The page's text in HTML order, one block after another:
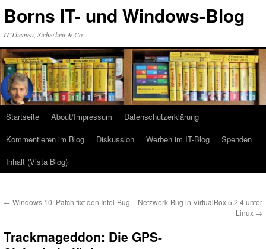
Inhalt
Borns IT- und Windows-Blog
IT-Themen, Sicherheit & Co.
Startseite About/Impressum
Datenschutzerklärung
Kommentieren im Blog
Diskussion Werben im IT-Blog
Spenden
Inhalt (Vista Blog)
← Windows 10: Patch fixt den Intel-Bug
Netzwerk-Bug in VirtualBox 5.2.4 unter
Linux →
Trackmageddon: Die GPS-